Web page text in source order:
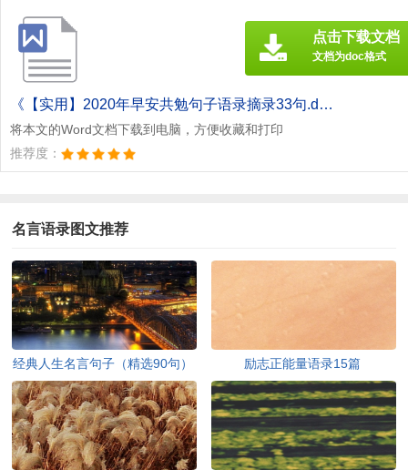
《【实用】2020年早安共勉句子语录摘录33句.doc》
将本文的Word文档下载到电脑，方便收藏和打印
推荐度：
点击下载文档
文档为doc格式
名言语录图文推荐
经典人生名言句子（精选90句） 励志正能量语录15篇